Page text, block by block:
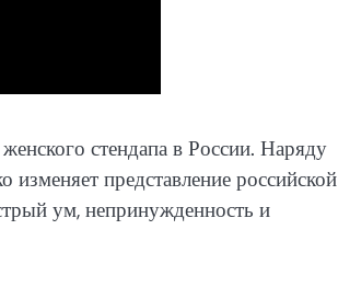
стендапа в России. Наряду
представление российской
ум, непринужденность и